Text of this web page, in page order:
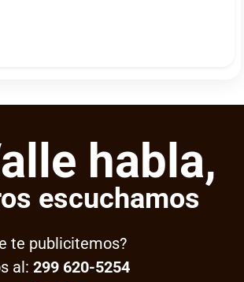
habla,
escuchamos
te publicitemos?
al: 299 620-5254